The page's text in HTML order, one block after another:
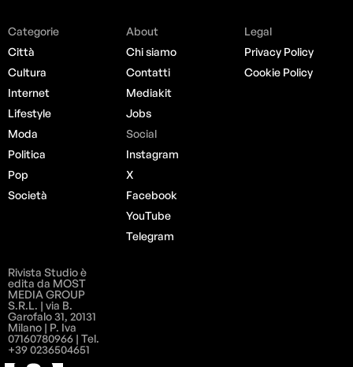
Categorie
Città
Cultura
Internet
Lifestyle
Moda
Politica
Pop
Società
About
Chi siamo
Contatti
Mediakit
Jobs
Social
Instagram
X
Facebook
YouTube
Telegram
Legal
Privacy Policy
Cookie Policy
Rivista Studio è
edita da MOST
MEDIA GROUP
S.R.L. | via B.
Garofalo 31, 20131
Milano | P. Iva
07160780966 | Tel.
+39 0236504651